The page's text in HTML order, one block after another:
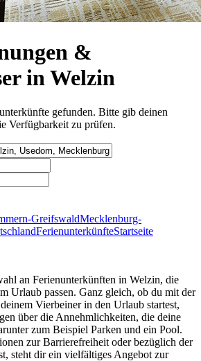
&
in Welzin
gefunden. Bitte gib deinen
Verfügbarkeit zu prüfen.
GreifswaldMecklenburg-
FerienunterkünfteStartseite
an Ferienunterkünften in Welzin, die
Urlaub passen. Ganz gleich, ob du mit der
Vierbeiner in den Urlaub startest,
über die Annehmlichkeiten, die deine
zum Beispiel Parken und ein Pool.
zur Barrierefreiheit oder bezüglich der
steht dir ein vielfältiges Angebot zur